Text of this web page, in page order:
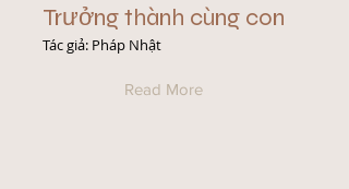
Trưởng thành cùng con
Tác giả: Pháp Nhật
Read More